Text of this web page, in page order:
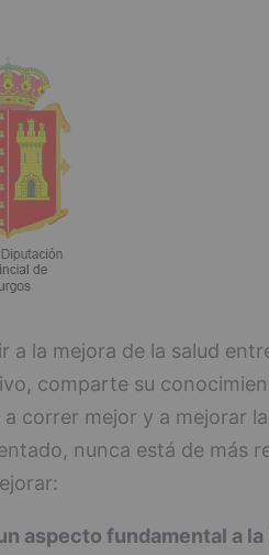
a la mejora de la salud
comparte su
correr mejor y a mejorar
nunca está de más
aspecto fundamental a